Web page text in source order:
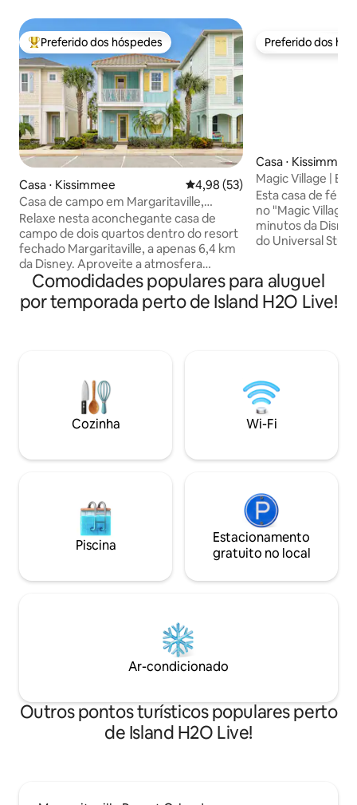
Entre os melhores preferidos dos hóspedes
Preferido dos hóspedes
Casa ⋅ Kissimmee 4,98 de uma avaliação média
4,98 (53)
Casa de campo em Margaritaville,
banheira de hidromassagem, fliperama,
perto da Disney
Relaxe nesta aconchegante casa de
campo de dois quartos dentro do resort
fechado Margaritaville, a apenas 6,4 km
da Disney. Aproveite a atmosfera
descontraída de Key West com casas de
campo coloridas, palmeiras balançando
ao vento e o charme tropical. Esqueça as
manhã na varanda privativa. O Sunset
Walk e o novo parque aquático Island
H2O estão a uma curta caminhada de
distância. E traga seu amigo peludo
estimação!
Preferido dos
Preferido dos
Casa ⋅ Kissimmee
Magic Village |
quartos perto da
Esta casa de
no "Magic Village
minutos da
do Universal
vistas para
andar! Dispõe de
suítes), 4,5
comodidades
grupo, pagos
Essas são as
moradores.
Comodidades populares para aluguel
por temporada perto de Island H2O Live!
Cozinha Wi-Fi
Piscina
Estacionamento
gratuito no local
Ar-condicionado
Outros pontos turísticos populares perto
de Island H2O Live!